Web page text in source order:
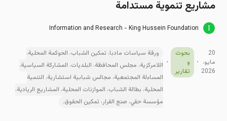
مشاريع تنموية مستدامة
Information and Research - King Hussein Foundation
20
مايو،
2026
بحوث
و
تقارير
ورقة سياسات مادبا، تمكين الشباب، الحوكمة المحلية،
اللامركزية، مجلس المحافظة، البلديات، المشاركة السياسية،
المساءلة المجتمعية، مجالس شبابية استشارية، التنمية
المحلية، بطالة الشباب، الموازنات المحلية، المشاريع الريادية،
مؤسسة حقي، صنع القرار، تمكين الحقوق.